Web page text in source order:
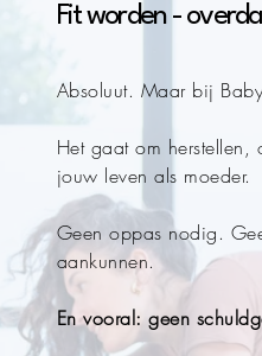
Fit worden -
Absoluut. Maar bij
Het gaat om
jouw leven als moeder.
Geen oppas nodig.
aankunnen.
En vooral: geen